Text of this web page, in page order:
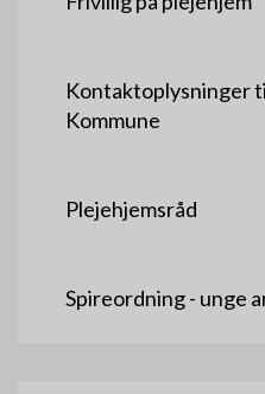
Kontaktoplysninger
Kommune
Plejehjemsråd
Spireordning - unge